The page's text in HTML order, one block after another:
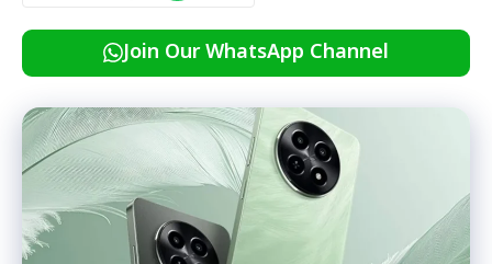
Join Our WhatsApp Channel